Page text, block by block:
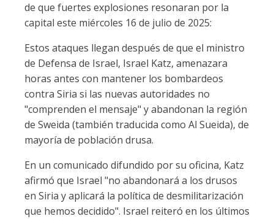
de que fuertes explosiones resonaran por la
capital este miércoles 16 de julio de 2025:
Estos ataques llegan después de que el ministro
de Defensa de Israel, Israel Katz, amenazara
horas antes con mantener los bombardeos
contra Siria si las nuevas autoridades no
"comprenden el mensaje" y abandonan la región
de Sweida (también traducida como Al Sueida), de
mayoría de población drusa.
En un comunicado difundido por su oficina, Katz
afirmó que Israel "no abandonará a los drusos
en Siria y aplicará la política de desmilitarización
que hemos decidido". Israel reiteró en los últimos